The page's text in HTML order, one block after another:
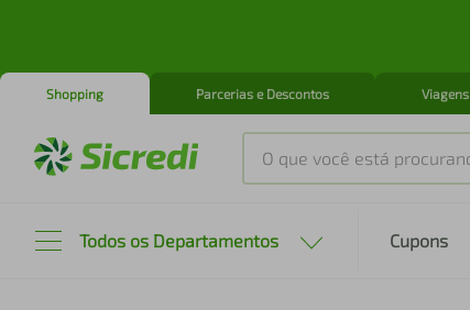
Shopping Parcerias e Descontos Viagens
O que você está procurando?
Todos os Departamentos Cupons